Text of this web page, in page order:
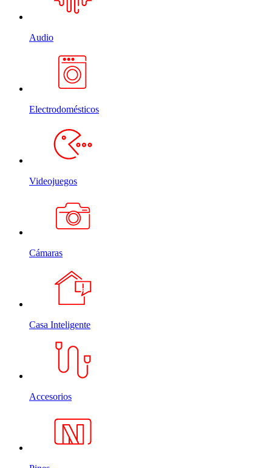
Audio
Electrodomésticos
Videojuegos
Cámaras
Casa Inteligente
Accesorios